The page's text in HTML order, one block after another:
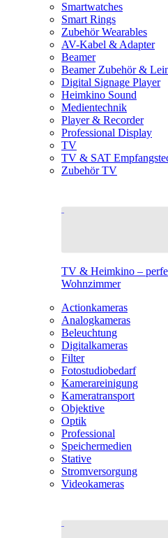
Smartwatches
Smart Rings
Zubehör Wearables
AV-Kabel & Adapter
Beamer
Beamer Zubehör &
Digital Signage Player
Heimkino Sound
Medientechnik
Player & Recorder
Professional Display
TV
TV & SAT
Zubehör TV
TV & Heimkino –
Wohnzimmer
Actionkameras
Analogkameras
Beleuchtung
Digitalkameras
Filter
Fotostudiobedarf
Kamerareinigung
Kameratransport
Objektive
Optik
Professional
Speichermedien
Stative
Stromversorgung
Videokameras